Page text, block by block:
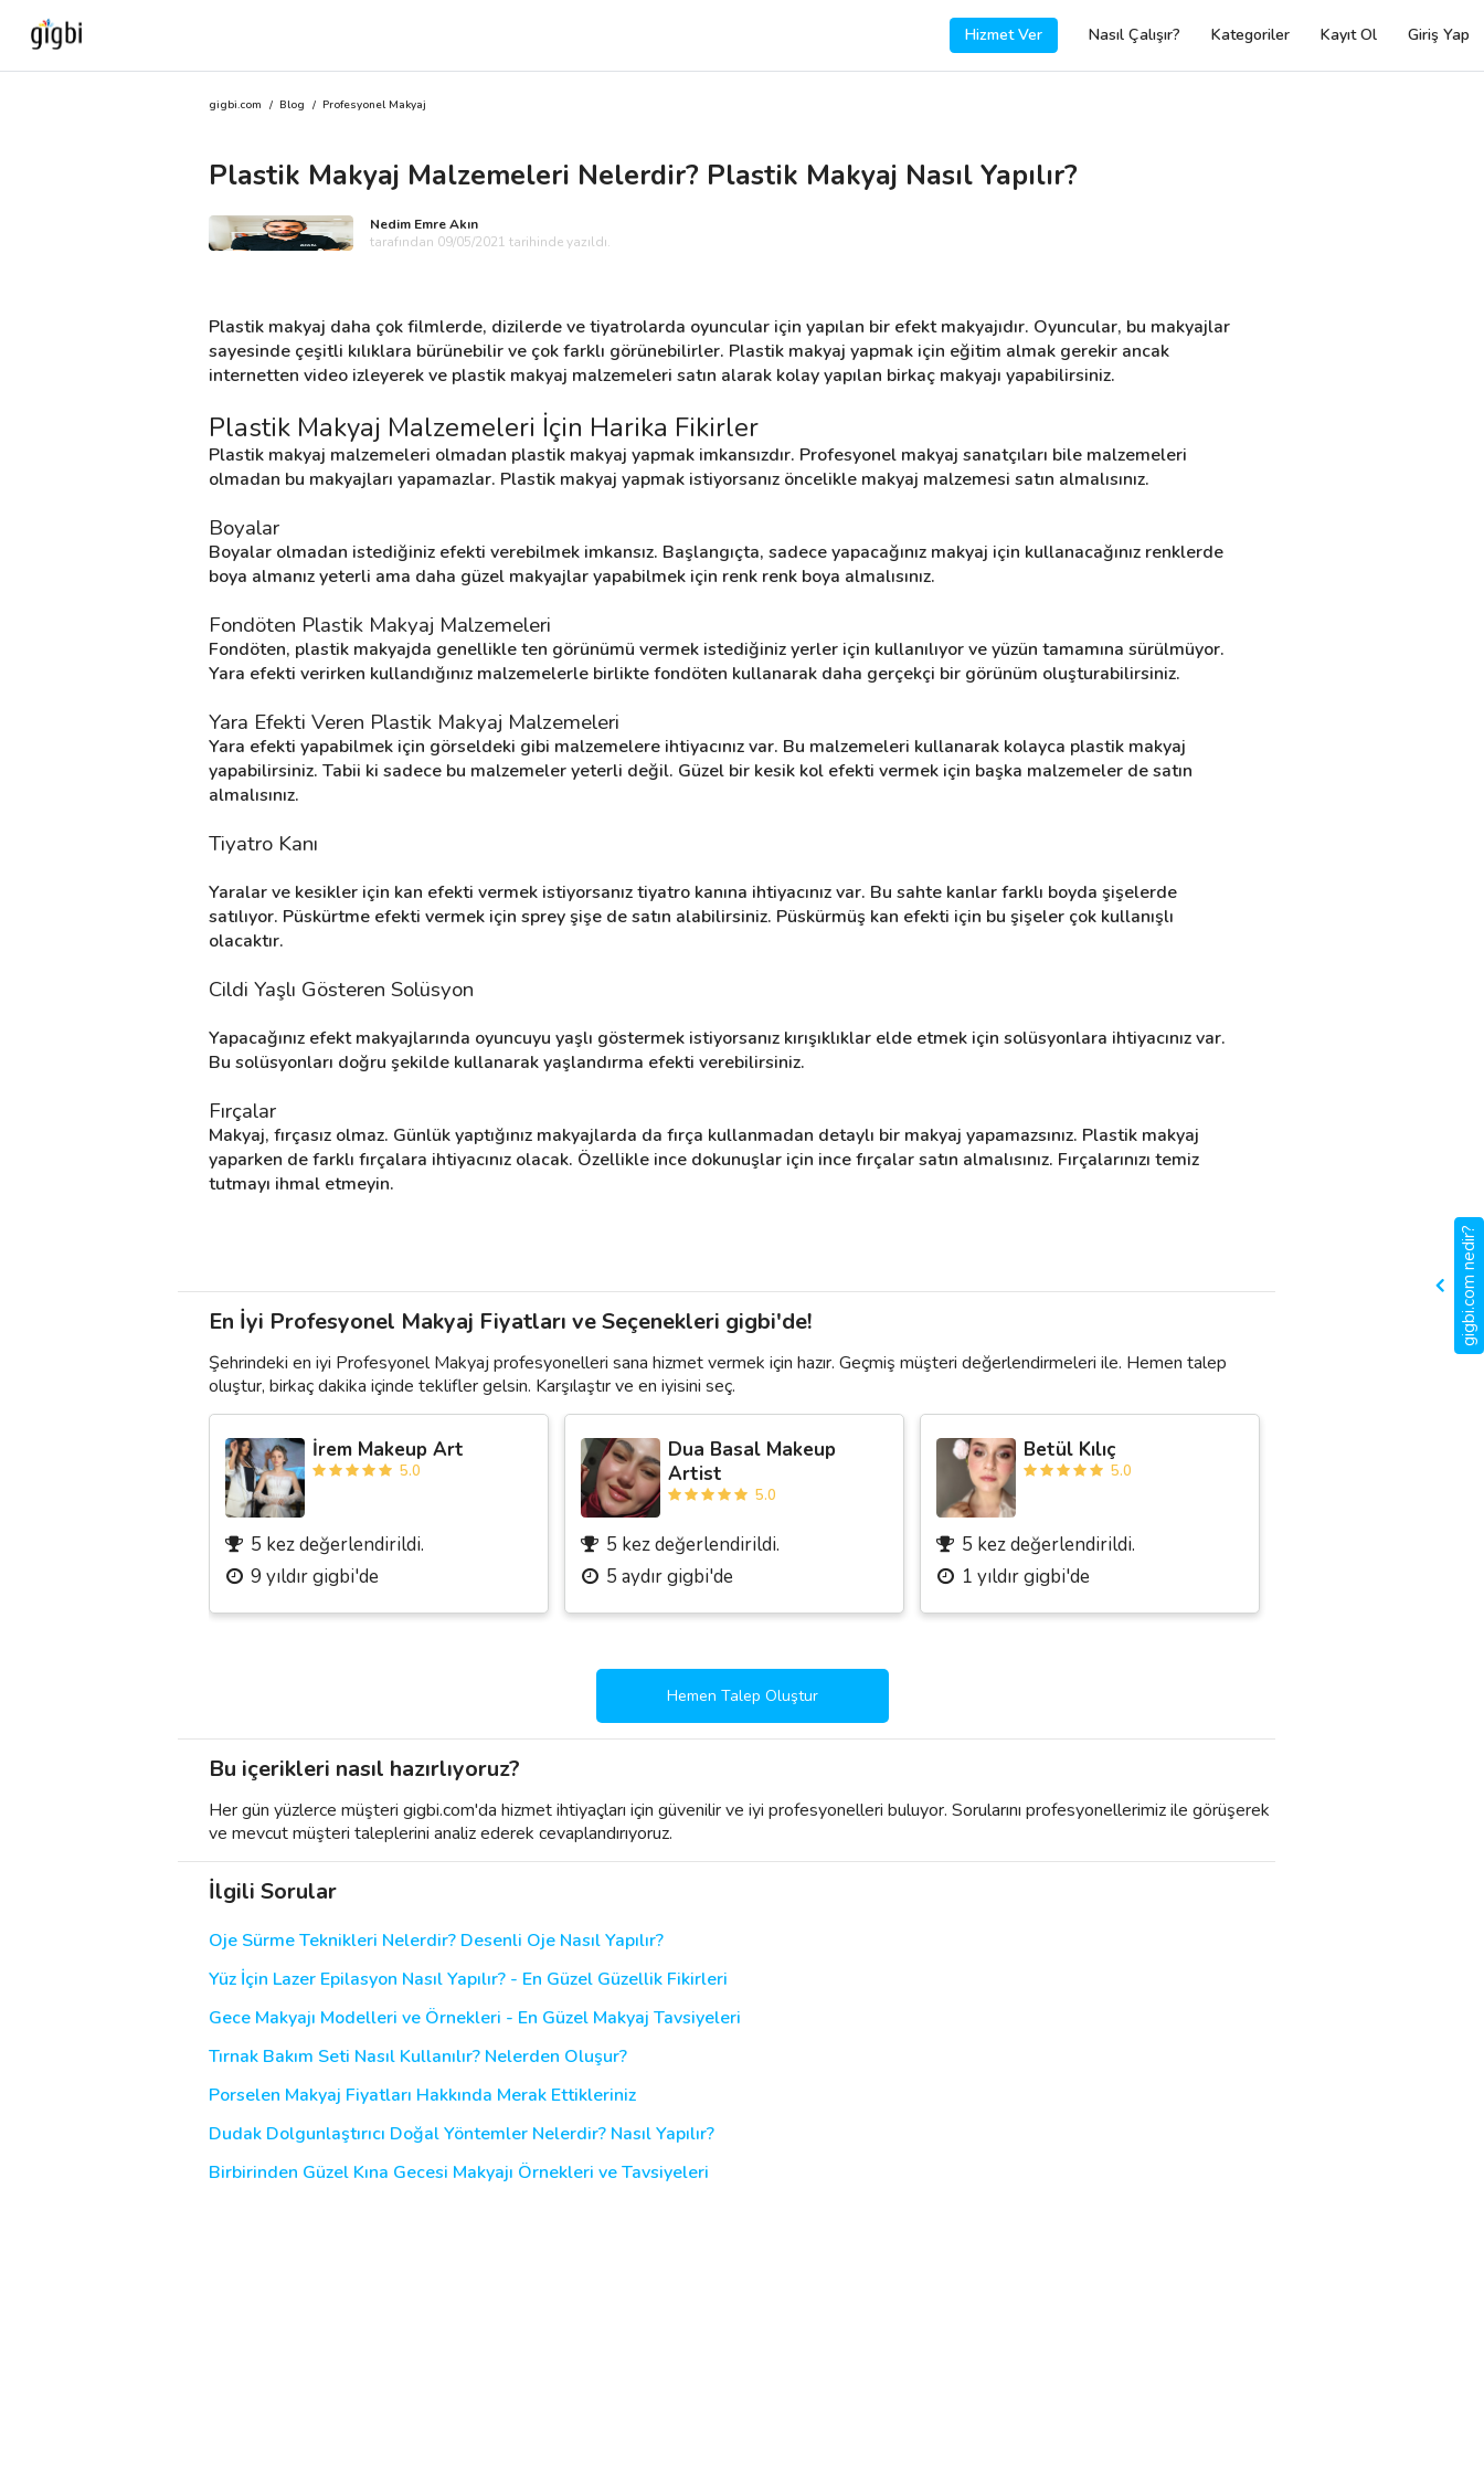
Hizmet Ver Nasıl Çalışır? Kategoriler Kayıt Ol Giriş Yap
Müşteri Değerlendirmeleri
gigbi.com / Blog / Profesyonel Makyaj
Plastik Makyaj Malzemeleri Nelerdir? Plastik Makyaj Nasıl Yapılır?
Nedim Emre Akın
tarafından 09/05/2021 tarihinde yazıldı.
Plastik makyaj daha çok filmlerde, dizilerde ve tiyatrolarda oyuncular için yapılan bir efekt makyajıdır. Oyuncular, bu makyajlar
sayesinde çeşitli kılıklara bürünebilir ve çok farklı görünebilirler. Plastik makyaj yapmak için eğitim almak gerekir ancak
internetten video izleyerek ve plastik makyaj malzemeleri satın alarak kolay yapılan birkaç makyajı yapabilirsiniz.
Plastik Makyaj Malzemeleri İçin Harika Fikirler
Plastik makyaj malzemeleri olmadan plastik makyaj yapmak imkansızdır. Profesyonel makyaj sanatçıları bile malzemeleri
olmadan bu makyajları yapamazlar. Plastik makyaj yapmak istiyorsanız öncelikle makyaj malzemesi satın almalısınız.
Boyalar
Boyalar olmadan istediğiniz efekti verebilmek imkansız. Başlangıçta, sadece yapacağınız makyaj için kullanacağınız renklerde
boya almanız yeterli ama daha güzel makyajlar yapabilmek için renk renk boya almalısınız.
Fondöten Plastik Makyaj Malzemeleri
Fondöten, plastik makyajda genellikle ten görünümü vermek istediğiniz yerler için kullanılıyor ve yüzün tamamına sürülmüyor.
Yara efekti verirken kullandığınız malzemelerle birlikte fondöten kullanarak daha gerçekçi bir görünüm oluşturabilirsiniz.
Yara Efekti Veren Plastik Makyaj Malzemeleri
Yara efekti yapabilmek için görseldeki gibi malzemelere ihtiyacınız var. Bu malzemeleri kullanarak kolayca plastik makyaj
yapabilirsiniz. Tabii ki sadece bu malzemeler yeterli değil. Güzel bir kesik kol efekti vermek için başka malzemeler de satın
almalısınız.
Tiyatro Kanı
Yaralar ve kesikler için kan efekti vermek istiyorsanız tiyatro kanına ihtiyacınız var. Bu sahte kanlar farklı boyda şişelerde
satılıyor. Püskürtme efekti vermek için sprey şişe de satın alabilirsiniz. Püskürmüş kan efekti için bu şişeler çok kullanışlı
olacaktır.
Cildi Yaşlı Gösteren Solüsyon
Yapacağınız efekt makyajlarında oyuncuyu yaşlı göstermek istiyorsanız kırışıklıklar elde etmek için solüsyonlara ihtiyacınız var.
Bu solüsyonları doğru şekilde kullanarak yaşlandırma efekti verebilirsiniz.
Fırçalar
Makyaj, fırçasız olmaz. Günlük yaptığınız makyajlarda da fırça kullanmadan detaylı bir makyaj yapamazsınız. Plastik makyaj
yaparken de farklı fırçalara ihtiyacınız olacak. Özellikle ince dokunuşlar için ince fırçalar satın almalısınız. Fırçalarınızı temiz
tutmayı ihmal etmeyin.
En İyi Profesyonel Makyaj Fiyatları ve Seçenekleri gigbi'de!
Şehrindeki en iyi Profesyonel Makyaj profesyonelleri sana hizmet vermek için hazır. Geçmiş müşteri değerlendirmeleri ile. Hemen talep
oluştur, birkaç dakika içinde teklifler gelsin. Karşılaştır ve en iyisini seç.
İrem Makeup Art
5.0
5 kez değerlendirildi.
9 yıldır gigbi'de
Dua Basal Makeup
Artist
5.0
5 kez değerlendirildi.
5 aydır gigbi'de
Betül Kılıç
5.0
5 kez değerlendirildi.
1 yıldır gigbi'de
Hemen Talep Oluştur
Bu içerikleri nasıl hazırlıyoruz?
Her gün yüzlerce müşteri gigbi.com'da hizmet ihtiyaçları için güvenilir ve iyi profesyonelleri buluyor. Sorularını profesyonellerimiz ile görüşerek
ve mevcut müşteri taleplerini analiz ederek cevaplandırıyoruz.
İlgili Sorular
Oje Sürme Teknikleri Nelerdir? Desenli Oje Nasıl Yapılır?
Yüz İçin Lazer Epilasyon Nasıl Yapılır? - En Güzel Güzellik Fikirleri
Gece Makyajı Modelleri ve Örnekleri - En Güzel Makyaj Tavsiyeleri
Tırnak Bakım Seti Nasıl Kullanılır? Nelerden Oluşur?
Porselen Makyaj Fiyatları Hakkında Merak Ettikleriniz
Dudak Dolgunlaştırıcı Doğal Yöntemler Nelerdir? Nasıl Yapılır?
Birbirinden Güzel Kına Gecesi Makyajı Örnekleri ve Tavsiyeleri
gigbi.com nedir?